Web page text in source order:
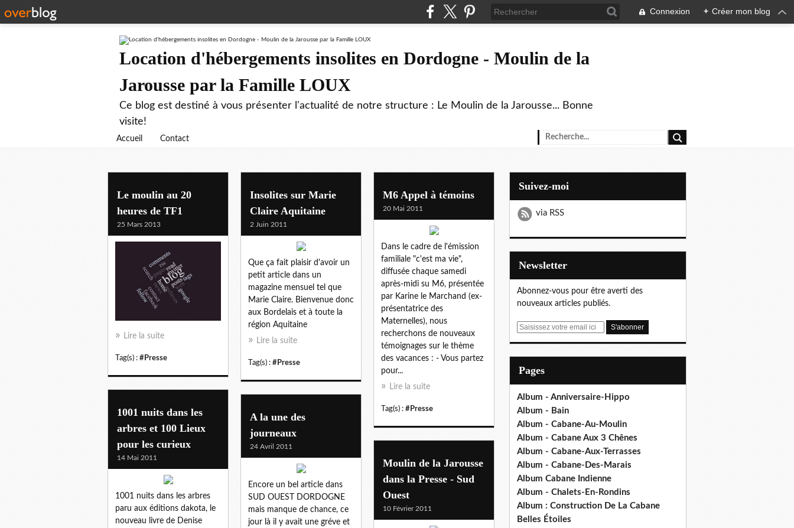
Connexion + Créer mon blog
Location d'hébergements insolites en Dordogne - Moulin de la
Jarousse par la Famille LOUX
Ce blog est destiné à vous présenter l'actualité de notre structure : Le Moulin de la Jarousse... Bonne
visite!
Accueil Contact
presse
Le moulin au 20
heures de TF1
25 Mars 2013
Lire la suite
Tag(s) : #Presse
Insolites sur Marie
Claire Aquitaine
2 Juin 2011
Que ça fait plaisir d'avoir un
petit article dans un
magazine mensuel tel que
Marie Claire. Bienvenue donc
aux Bordelais et à toute la
région Aquitaine
Lire la suite
Tag(s) : #Presse
M6 Appel à témoins
20 Mai 2011
Dans le cadre de l'émission
familiale "c'est ma vie",
diffusée chaque samedi
après-midi su M6, présentée
par Karine le Marchand (ex-
présentatrice des
Maternelles), nous
recherchons de nouveaux
témoignages sur le thème
des vacances : - Vous partez
pour...
Lire la suite
Tag(s) : #Presse
1001 nuits dans les
arbres et 100 Lieux
pour les curieux
14 Mai 2011
1001 nuits dans les arbres
paru aux éditions dakota, le
nouveau livre de Denise
A la une des
journeaux
24 Avril 2011
Encore un bel article dans
SUD OUEST DORDOGNE
mais manque de chance, ce
jour là il y avait une gréve et
Moulin de la Jarousse
dans la Presse - Sud
Ouest
10 Février 2011
Suivez-moi
via RSS
Newsletter
Abonnez-vous pour être averti des
nouveaux articles publiés.
E
Pages
Album - Anniversaire-Hippo
Album - Bain
Album - Cabane-Au-Moulin
Album - Cabane Aux 3 Chênes
Album - Cabane-Aux-Terrasses
Album - Cabane-Des-Marais
Album Cabane Indienne
Album - Chalets-En-Rondins
Album : Construction De La Cabane
Belles Étoiles